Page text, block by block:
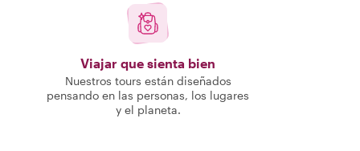
Viajar que sienta bien
Nuestros tours están diseñados
pensando en las personas, los lugares
y el planeta.